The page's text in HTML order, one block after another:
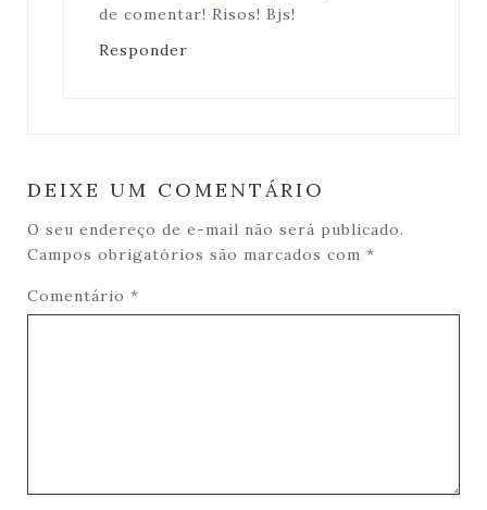
de comentar! Risos! Bjs!
Responder
DEIXE UM COMENTÁRIO
O seu endereço de e-mail não será publicado.
Campos obrigatórios são marcados com *
Comentário *